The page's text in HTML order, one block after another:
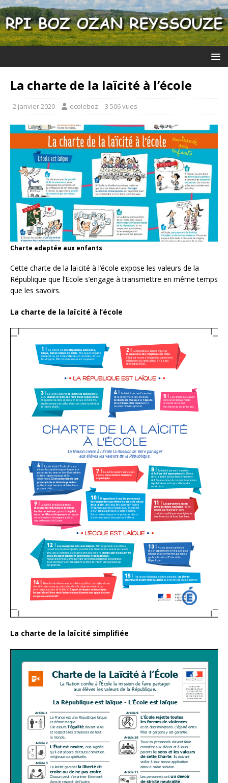
La charte de la laïcité à l’école
2 janvier 2020 ecoleboz 3 506 vues
Charte adaptée aux enfants
Cette charte de la laïcité à l’école expose les valeurs de la
République que l’Ecole s’engage à transmettre en même temps
que les savoirs.
La charte de la laïcité à l’école
La charte de la laïcité simplifiée